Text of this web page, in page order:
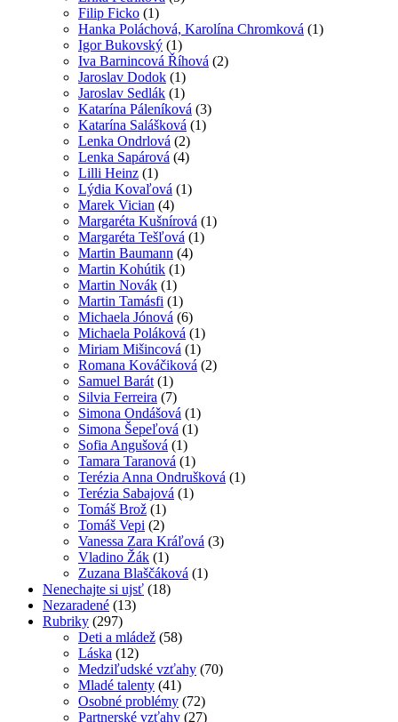
Filip Ficko (1)
Hanka Poláchová, Karolína Chromková (1)
Igor Bukovský (1)
Iva Barnincová Říhová (2)
Jaroslav Dodok (1)
Jaroslav Sedlák (1)
Katarína Páleníková (3)
Katarína Salášková (1)
Lenka Ondrlová (2)
Lenka Sapárová (4)
Lilli Heinz (1)
Lýdia Kovaľová (1)
Marek Vician (4)
Margaréta Kušnírová (1)
Margaréta Tešľová (1)
Martin Baumann (4)
Martin Kohútik (1)
Martin Novák (1)
Martin Tamásfi (1)
Michaela Jónová (6)
Michaela Poláková (1)
Miriam Mišincová (1)
Romana Kováčiková (2)
Samuel Barát (1)
Silvia Ferreira (7)
Simona Ondášová (1)
Simona Šepeľová (1)
Sofia Angušová (1)
Tamara Taranová (1)
Terézia Anna Ondrušková (1)
Terézia Sabajová (1)
Tomáš Brož (1)
Tomáš Vepi (2)
Vanessa Zara Kráľová (3)
Vladino Žák (1)
Zuzana Blaščáková (1)
Nenechajte si ujsť (18)
Nezaradené (13)
Rubriky (297)
Deti a mládež (58)
Láska (12)
Medziľudské vzťahy (70)
Mladé talenty (41)
Osobné problémy (72)
Partnerské vzťahy (27)